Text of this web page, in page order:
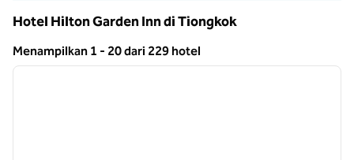
Hotel Hilton Garden Inn di Tiongkok
Menampilkan 1 - 20 dari 229 hotel
Menampilkan 229 hotel
1 dari 12